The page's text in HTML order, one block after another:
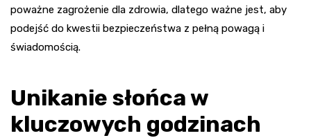
poważne zagrożenie dla zdrowia, dlatego ważne jest, aby
podejść do kwestii bezpieczeństwa z pełną powagą i
świadomością.
Unikanie słońca w
kluczowych godzinach